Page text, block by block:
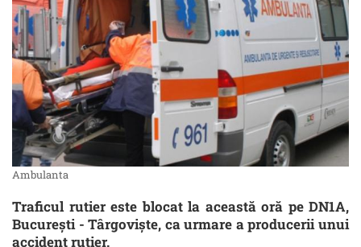
Ambulanta
Traficul rutier este blocat la această oră pe DN1A,
Bucureşti - Târgovişte, ca urmare a producerii unui
accident rutier.